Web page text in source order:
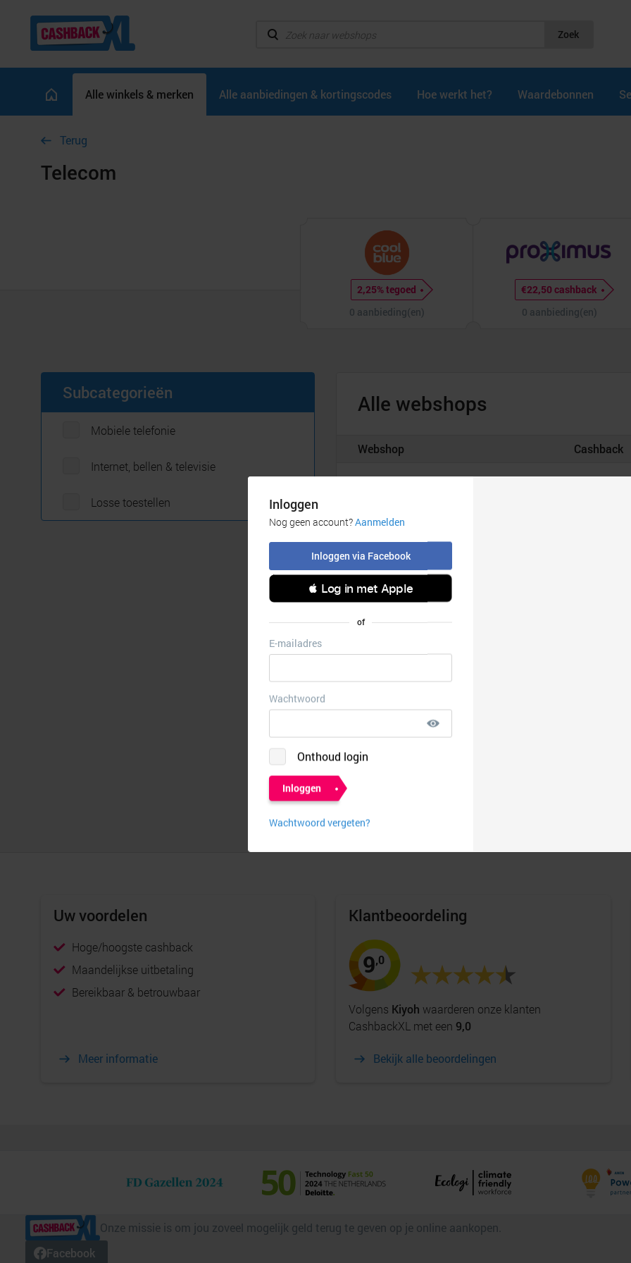
Zoek
Alle winkels & merken Alle aanbiedingen & kortingscodes Hoe werkt het? Waardebonnen
Terug
Telecom
2,25% tegoed
0 aanbieding(en)
€22,50 cashback
0 aanbieding(en)
Subcategorieën
Mobiele telefonie
Internet, bellen & televisie
Losse toestellen
Alle webshops
Webshop Cashback
Coolblue
Uw voordelen
Hoge/hoogste cashback
Maandelijkse uitbetaling
Bereikbaar & betrouwbaar
Meer informatie
Klantbeoordeling
9,0
Volgens Kiyoh waarderen onze klanten
CashbackXL met een 9,0
Bekijk alle beoordelingen
Onze missie is om jou zoveel mogelijk geld terug te geven op je online aankopen.
Facebook